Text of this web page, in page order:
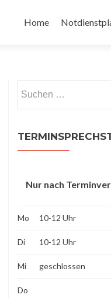
Inhalt
Home
nach:
Nur nach
Mo 10-12 Uhr
Di 10-12 Uhr
Mi geschlossen
Do